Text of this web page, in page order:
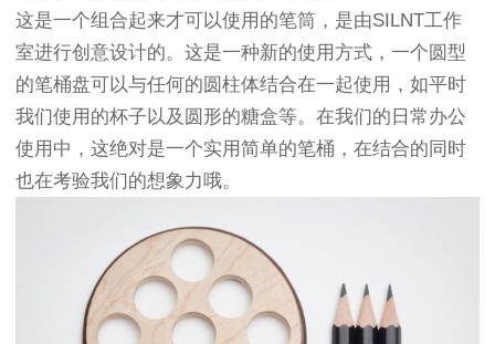
这是一个组合起来才可以使用的笔筒，是由SILNT工作
室进行创意设计的。这是一种新的使用方式，一个圆型
的笔桶盘可以与任何的圆柱体结合在一起使用，如平时
我们使用的杯子以及圆形的糖盒等。在我们的日常办公
使用中，这绝对是一个实用简单的笔桶，在结合的同时
也在考验我们的想象力哦。